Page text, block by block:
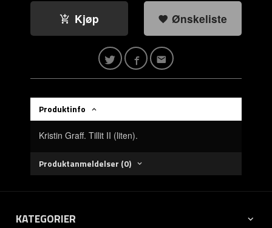
Kjøp Ønskeliste
Produktinfo
Kristin Graff. Tillit II (liten).
Produktanmeldelser (0)
KATEGORIER